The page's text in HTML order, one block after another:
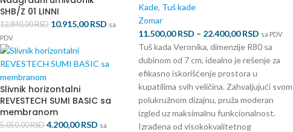
SHB/Z 01 LINNI
12.840,00RSD 10.915,00RSD sa
PDV
Slivnik horizontalni
REVESTECH SUMI BASIC sa
membranom
5.050,00RSD 4.200,00RSD sa
Kade, Tuš kade
Zomar
11.500,00RSD – 22.400,00RSD sa PDV
Tuš kada Veronika, dimenzije R80 sa
dubinom od 7 cm, idealno je rešenje za
efikasno iskorišćenje prostora u
kupatilima svih veličina. Zahvaljujući svom
polukružnom dizajnu, pruža moderan
izgled uz maksimalnu funkcionalnost.
Izrađena od visokokvalitetnog